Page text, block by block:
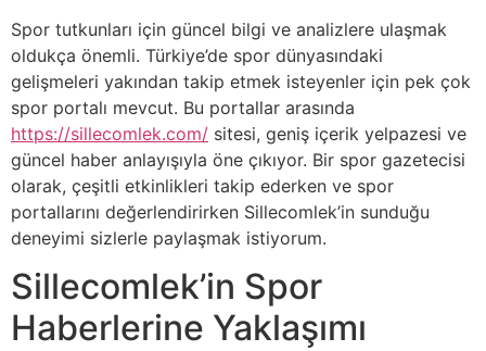
Spor tutkunları için güncel bilgi ve analizlere ulaşmak
oldukça önemli. Türkiye’de spor dünyasındaki
gelişmeleri yakından takip etmek isteyenler için pek çok
spor portalı mevcut. Bu portallar arasında
https://sillecomlek.com/ sitesi, geniş içerik yelpazesi ve
güncel haber anlayışıyla öne çıkıyor. Bir spor gazetecisi
olarak, çeşitli etkinlikleri takip ederken ve spor
portallarını değerlendirirken Sillecomlek’in sunduğu
deneyimi sizlerle paylaşmak istiyorum.
Sillecomlek’in Spor
Haberlerine Yaklaşımı